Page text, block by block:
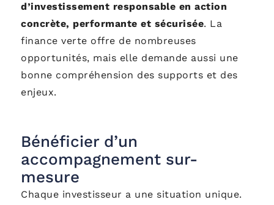
d’investissement responsable en action
concrète, performante et sécurisée. La
finance verte offre de nombreuses
opportunités, mais elle demande aussi une
bonne compréhension des supports et des
enjeux.
Bénéficier d’un
accompagnement sur-
mesure
Chaque investisseur a une situation unique.